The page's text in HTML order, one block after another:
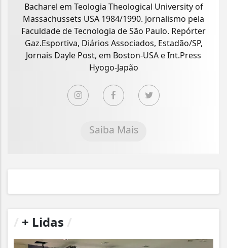
Bacharel em Teologia Theological University of
Massachussets USA 1984/1990. Jornalismo pela
Faculdade de Tecnologia de São Paulo. Repórter
Gaz.Esportiva, Diários Associados, Estadão/SP,
Jornais Dayle Post, em Boston-USA e Int.Press
Hyogo-Japão
Saiba Mais
+ Lidas